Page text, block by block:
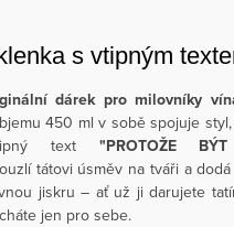
s vtipným
dárek pro milovníky
450 ml v sobě spojuje
text "PROTOŽE
tátovi úsměv na tváři a
jiskru – ať už ji darujete
jen pro sebe.